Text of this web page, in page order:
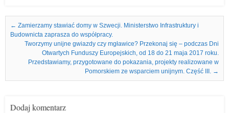
Nawigacja we wpisach
← Zamierzamy stawiać domy w Szwecji. Ministerstwo Infrastruktury i
Budownicta zaprasza do współpracy.
Tworzymy unijne gwiazdy czy mgławice? Przekonaj się – podczas Dni
Otwartych Funduszy Europejskich, od 18 do 21 maja 2017 roku.
Przedstawiamy, przygotowane do pokazania, projekty realizowane w
Pomorskiem ze wsparciem unijnym. Część III. →
Dodaj komentarz